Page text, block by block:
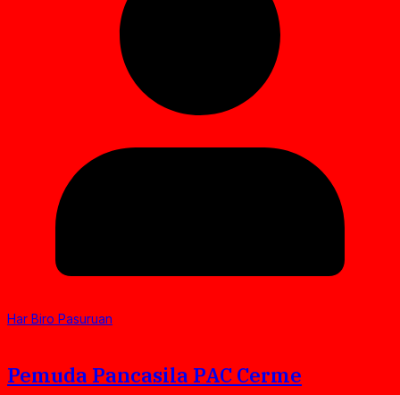
Har Biro Pasuruan
Pemuda Pancasila PAC Cerme